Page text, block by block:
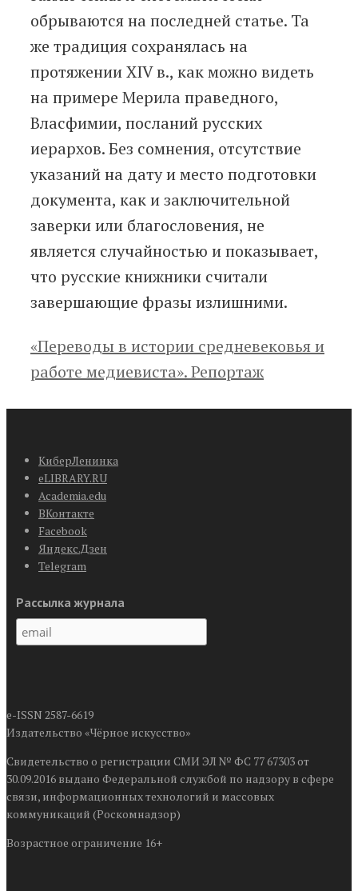
обрываются на последней статье. Та
же традиция сохранялась на
протяжении XIV в., как можно видеть
на примере Мерила праведного,
Власфимии, посланий русских
иерархов. Без сомнения, отсутствие
указаний на дату и место подготовки
документа, как и заключительной
заверки или благословения, не
является случайностью и показывает,
что русские книжники считали
завершающие фразы излишними.
«Переводы в истории средневековья и
работе медиевиста». Репортаж
КиберЛенинка
eLIBRARY.RU
Academia.edu
ВКонтакте
Facebook
Яндекс.Дзен
Telegram
Рассылка журнала
e-ISSN 2587-6619
Издательство «Чёрное искусство»
Свидетельство о регистрации СМИ ЭЛ № ФС 77 67303 от
30.09.2016 выдано Федеральной службой по надзору в сфере
связи, информационных технологий и массовых
коммуникаций (Роскомнадзор)
Возрастное ограничение 16+